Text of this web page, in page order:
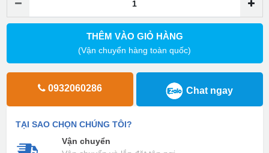
THÊM VÀO GIỎ HÀNG
(Vận chuyển hàng toàn quốc)
0932060286 Chat ngay
TẠI SAO CHỌN CHÚNG TÔI?
Vận chuyển